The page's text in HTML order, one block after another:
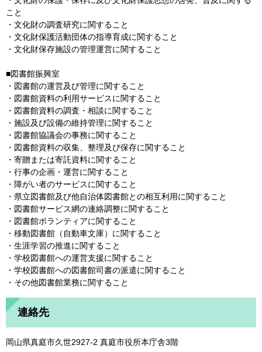
こと
・文化財の調査研究に関すること
・文化財保護活動団体の指導育成に関すること
・文化財保存施設の管理運営に関すること
■図書館振興室
・図書館の運営及び管理に関すること
・図書館資料の利用サービスに関すること
・図書館資料の調査・相談に関すること
・施設及び設備の維持管理に関すること
・図書館協議会の事務に関すること
・図書館資料の収集、整理及び保存に関すること
・寄贈または寄託資料に関すること
・行事の企画・運営に関すること
・障がい者のサービスに関すること
・県立図書館及び他自治体図書館との相互利用に関すること
・図書館サービス網の連絡調整に関すること
・図書館ボランティアに関すること
・移動図書館（自動車文庫）に関すること
・生涯学習の推進に関すること
・学校図書館への運営支援に関すること
・学校図書館への図書館司書の派遣に関すること
・その他図書館業務に関すること
連絡先
岡山県真庭市久世2927-2 真庭市役所本庁舎3階